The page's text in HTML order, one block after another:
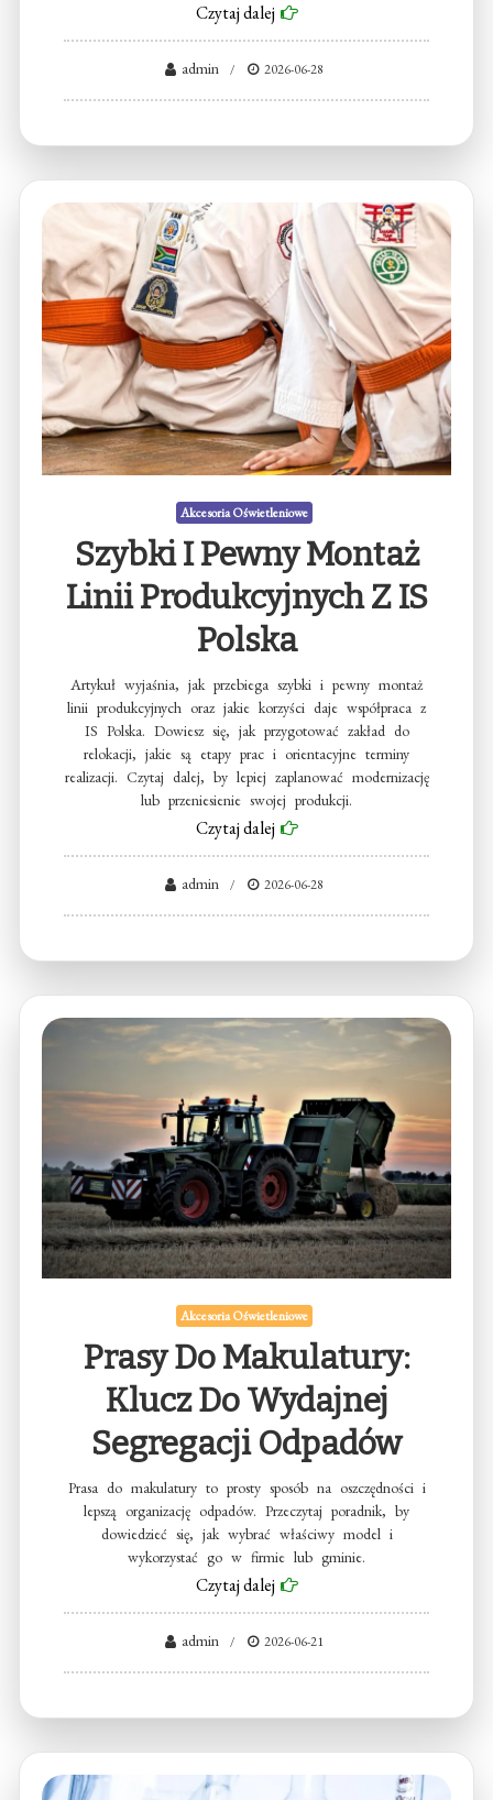
Czytaj dalej
admin 2026-06-28
Akcesoria Oświetleniowe
Szybki I Pewny Montaż
Linii Produkcyjnych Z IS
Polska
Artykuł wyjaśnia, jak przebiega szybki i pewny montaż
linii produkcyjnych oraz jakie korzyści daje współpraca z
IS Polska. Dowiesz się, jak przygotować zakład do
relokacji, jakie są etapy prac i orientacyjne terminy
realizacji. Czytaj dalej, by lepiej zaplanować modernizację
lub przeniesienie swojej produkcji.
Czytaj dalej
admin 2026-06-28
Akcesoria Oświetleniowe
Prasy Do Makulatury:
Klucz Do Wydajnej
Segregacji Odpadów
Prasa do makulatury to prosty sposób na oszczędności i
lepszą organizację odpadów. Przeczytaj poradnik, by
dowiedzieć się, jak wybrać właściwy model i
wykorzystać go w firmie lub gminie.
Czytaj dalej
admin 2026-06-21